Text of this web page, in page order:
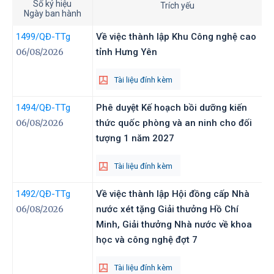
Số ký hiệu
Ngày ban hành
Trích yếu
1499/QĐ-TTg
06/08/2026
Về việc thành lập Khu Công nghệ cao
tỉnh Hưng Yên
Tài liệu đính kèm
1494/QĐ-TTg
06/08/2026
Phê duyệt Kế hoạch bồi dưỡng kiến
thức quốc phòng và an ninh cho đối
tượng 1 năm 2027
Tài liệu đính kèm
1492/QĐ-TTg
06/08/2026
Về việc thành lập Hội đồng cấp Nhà
nước xét tặng Giải thưởng Hồ Chí
Minh, Giải thưởng Nhà nước về khoa
học và công nghệ đợt 7
Tài liệu đính kèm